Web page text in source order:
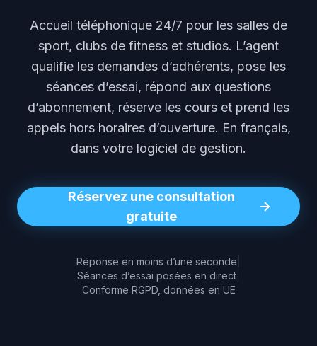
Accueil téléphonique 24/7 pour les salles de
sport, clubs de fitness et studios. L’agent
qualifie les demandes d’adhérents, pose les
séances d’essai, répond aux questions
d’abonnement, réserve les cours et prend les
appels hors horaires d’ouverture. En français,
dans votre logiciel de gestion.
Réservez une consultation
gratuite
Réponse en moins d’une seconde
Séances d’essai posées en direct
Conforme RGPD, données en UE